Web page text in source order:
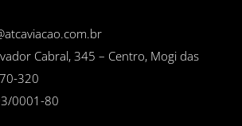
Cabral, 345 – Centro, Mogi das
320
0001-80